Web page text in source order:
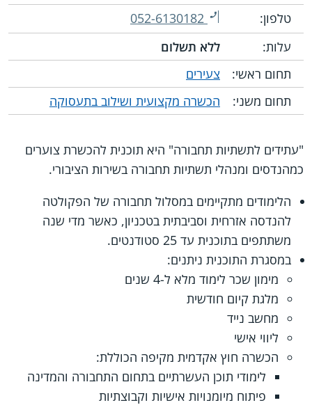
טלפון:
052-6130182
עלות:
ללא תשלום
תחום ראשי:
צעירים
תחום משני:
הכשרה מקצועית ושילוב בתעסוקה
"עתידים לתשתיות תחבורה" היא תוכנית להכשרת צוערים
כמהנדסים ומנהלי תשתיות תחבורה בשירות הציבורי.
הלימודים מתקיימים במסלול תחבורה של הפקולטה
להנדסה אזרחית וסביבתית בטכניון, כאשר מדי שנה
משתתפים בתוכנית עד 25 סטודנטים.
במסגרת התוכנית ניתנים:
מימון שכר לימוד מלא ל-4 שנים
מלגת קיום חודשית
מחשב נייד
ליווי אישי
הכשרה חוץ אקדמית מקיפה הכוללת:
לימודי תוכן העשרתיים בתחום התחבורה והמדינה
פיתוח מיומנויות אישיות וקבוצתיות